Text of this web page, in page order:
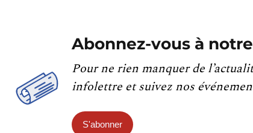
Abonnez-vous à
Pour ne rien manquer de
infolettre et suivez nos
S'abonner